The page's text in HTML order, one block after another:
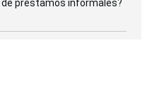
préstamos informales?